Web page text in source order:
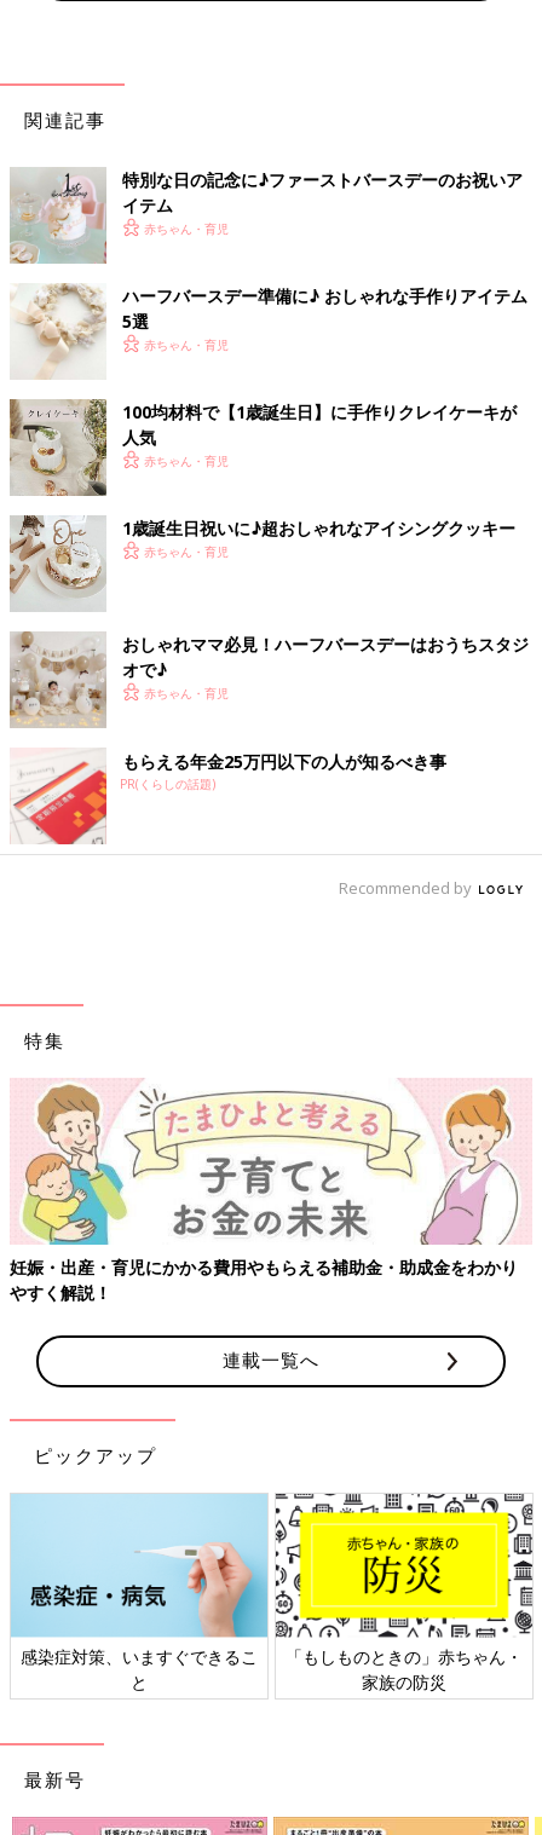
関連記事
特別な日の記念に♪ファーストバースデーのお祝いア
イテム
赤ちゃん・育児
ハーフバースデー準備に♪ おしゃれな手作りアイテム
5選
赤ちゃん・育児
100均材料で【1歳誕生日】に手作りクレイケーキが
人気
赤ちゃん・育児
1歳誕生日祝いに♪超おしゃれなアイシングクッキー
赤ちゃん・育児
おしゃれママ必見！ハーフバースデーはおうちスタジ
オで♪
赤ちゃん・育児
もらえる年金25万円以下の人が知るべき事
PR(くらしの話題)
Recommended by
特集
出産・育児にかかる費用やもらえる補助金・助成金をわかり
解説！
【ワ
連載一覧へ
ピックアップ
症対策、いますぐできるこ
「もしものときの」赤ちゃん・
家族の防災
日
最新号